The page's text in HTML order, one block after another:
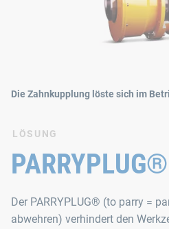
Die Zahnkupplung löste sich im
LÖSUNG
PARRYPLUG®
Der PARRYPLUG® (to parry =
abwehren) verhindert den